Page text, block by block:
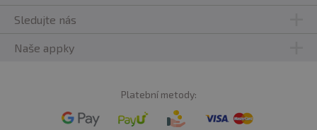
Sledujte nás
Naše appky
Platební metody: